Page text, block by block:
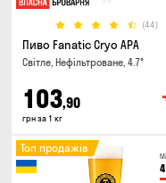
(44)
Пиво Fanatic Cryo APA
Світле, Нефільтроване, 4.7°
103,90
грн за 1 кг
4
Топ продажів